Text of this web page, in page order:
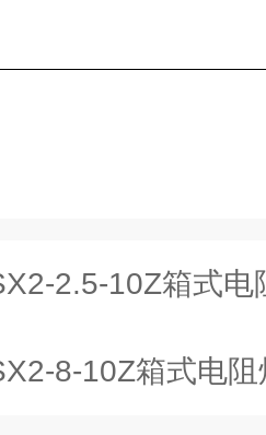
2.5-10Z箱式电
8-10Z箱式电阻